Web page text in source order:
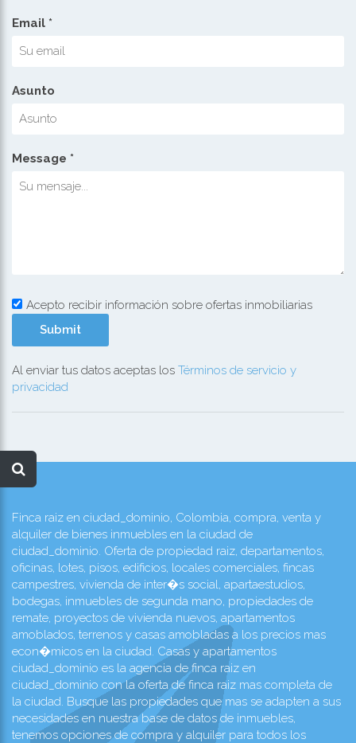
Email *
Asunto
Message *
Acepto recibir información sobre ofertas inmobiliarias
Al enviar tus datos aceptas los Términos de servicio y
privacidad
Finca raiz en ciudad_dominio, Colombia, compra, venta y
alquiler de bienes inmuebles en la ciudad de
ciudad_dominio. Oferta de propiedad raiz, departamentos,
oficinas, lotes, pisos, edificios, locales comerciales, fincas
campestres, vivienda de inter�s social, apartaestudios,
bodegas, inmuebles de segunda mano, propiedades de
remate, proyectos de vivienda nuevos, apartamentos
amoblados, terrenos y casas amobladas a los precios mas
econ�micos en la ciudad. Casas y apartamentos
ciudad_dominio es la agencia de finca raiz en
ciudad_dominio con la oferta de finca raiz mas completa de
la ciudad. Busque las propiedades que mas se adapten a sus
necesidades en nuestra base de datos de inmuebles,
tenemos opciones de compra y alquiler para todos los